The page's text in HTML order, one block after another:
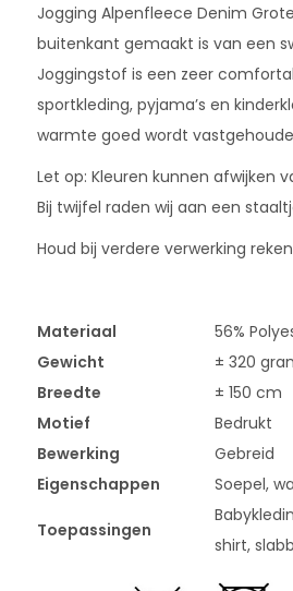
Jogging Alpenfleece Denim
buitenkant gemaakt is van een
Joggingstof is een zeer
sportkleding, pyjama’s en
warmte goed wordt
Let op: Kleuren kunnen afwijken
Bij twijfel raden wij aan een
Houd bij verdere verwerking
Materiaal
56%
Gewicht
± 320
Breedte
± 150 cm
Motief
Bedrukt
Bewerking
Gebreid
Eigenschappen
Soepel,
Toepassingen
shirt,